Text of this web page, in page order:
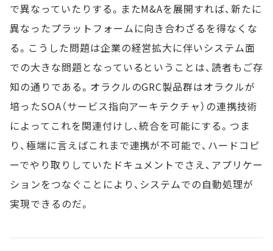
で異なっていたりする。またM&Aを展開すれば、新たに
異なったプラットフォームに向き合わざるを得なくな
る。こうした問題は企業の経営拡大に伴いシステム面
での大きな問題となっているということは、読者もご存
知の通りである。オラクルのGRC製品群はオラクルが
培ったSOA（サービス指向アーキテクチャ）の連携技術
によってこれを関連付けし、統合を可能にする。つま
り、極端に言えばこれまで連携が不可能で、ハードコピ
ーでやり取りしていたドキュメントでさえ、アプリケー
ションをつなぐことにより、システムでの自動処理が
実現できるのだ。